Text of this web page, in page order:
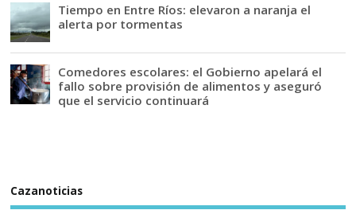
Tiempo en Entre Ríos: elevaron a naranja el
alerta por tormentas
Comedores escolares: el Gobierno apelará el
fallo sobre provisión de alimentos y aseguró
que el servicio continuará
Cazanoticias